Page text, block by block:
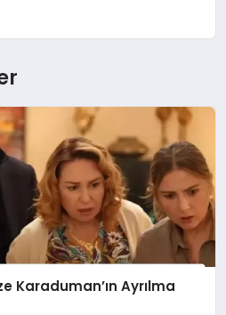
Karaduman’ın Ayrılma